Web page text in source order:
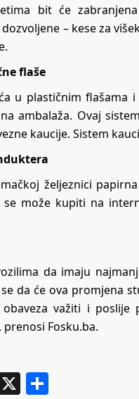
bit će
– kese za
flaše
u plastičnim flašama
ambalaža. Ovaj
kaucije. Sistem
željeznici
može kupiti na
da imaju
da će ova promjena
važiti i poslije
Fosku.ba.
X